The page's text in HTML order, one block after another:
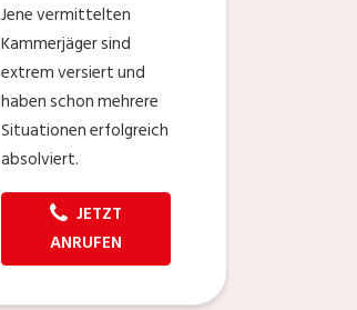
Jene vermittelten
Kammerjäger sind
extrem versiert und
haben schon mehrere
Situationen erfolgreich
absolviert.
JETZT
ANRUFEN